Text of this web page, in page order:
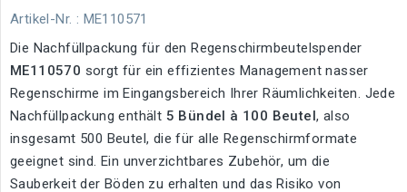
Artikel-Nr. : ME110571
Die Nachfüllpackung für den Regenschirmbeutelspender
ME110570 sorgt für ein effizientes Management nasser
Regenschirme im Eingangsbereich Ihrer Räumlichkeiten. Jede
Nachfüllpackung enthält 5 Bündel à 100 Beutel, also
insgesamt 500 Beutel, die für alle Regenschirmformate
geeignet sind. Ein unverzichtbares Zubehör, um die
Sauberkeit der Böden zu erhalten und das Risiko von